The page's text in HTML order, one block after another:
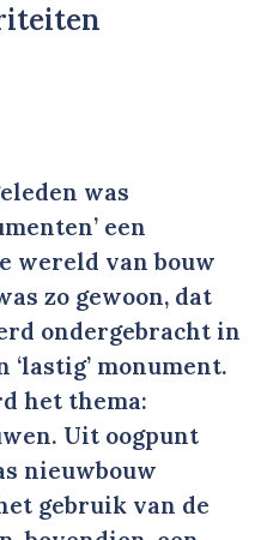
was
een
wereld van bouw
zo gewoon, dat
ondergebracht in
monument.
het thema:
Uit oogpunt
nieuwbouw
gebruik van de